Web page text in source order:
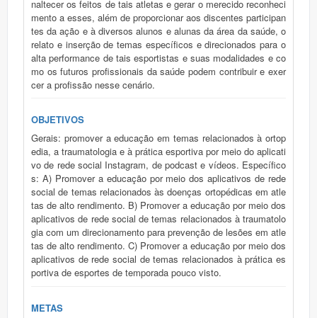
naltecer os feitos de tais atletas e gerar o merecido reconheci
mento a esses, além de proporcionar aos discentes participan
tes da ação e à diversos alunos e alunas da área da saúde, o
relato e inserção de temas específicos e direcionados para o
alta performance de tais esportistas e suas modalidades e co
mo os futuros profissionais da saúde podem contribuir e exer
cer a profissão nesse cenário.
OBJETIVOS
Gerais: promover a educação em temas relacionados à ortop
edia, a traumatologia e à prática esportiva por meio do aplicati
vo de rede social Instagram, de podcast e vídeos. Específico
s: A) Promover a educação por meio dos aplicativos de rede
social de temas relacionados às doenças ortopédicas em atle
tas de alto rendimento. B) Promover a educação por meio dos
aplicativos de rede social de temas relacionados à traumatolo
gia com um direcionamento para prevenção de lesões em atle
tas de alto rendimento. C) Promover a educação por meio dos
aplicativos de rede social de temas relacionados à prática es
portiva de esportes de temporada pouco visto.
METAS